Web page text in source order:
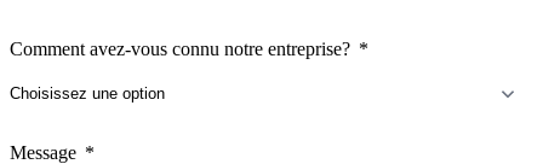
Comment avez-vous connu notre entreprise?
Message